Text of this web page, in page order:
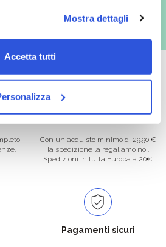
Mostra dettagli
Accetta tutti
Con un acquisto minimo di 29.90 €
la spedizione la regaliamo noi.
Spedizioni in tutta Europa a 20€.
Pagamenti sicuri